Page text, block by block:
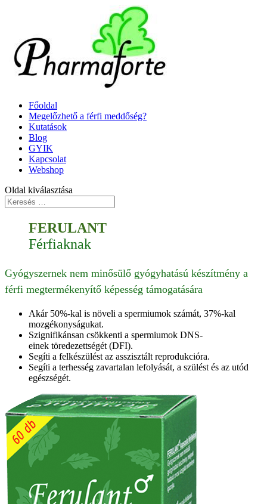
Főoldal
Megelőzhető a férfi meddőség?
Kutatások
Blog
GYIK
Kapcsolat
Webshop
Oldal kiválasztása
FERULANT
Férfiaknak
Gyógyszernek nem minősülő gyógyhatású készítmény a
férfi megtermékenyítő képesség támogatására
Akár 50%-kal is növeli a spermiumok számát, 37%-kal
mozgékonyságukat.
Szignifikánsan csökkenti a spermiumok DNS-
einek töredezettségét (DFI).
Segíti a felkészülést az asszisztált reprodukcióra.
Segíti a terhesség zavartalan lefolyását, a szülést és az utód
egészségét.